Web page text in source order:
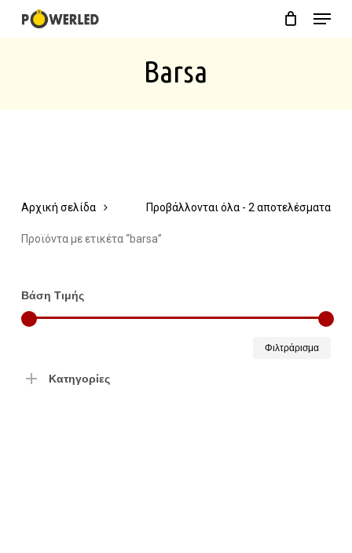
Menu
Barsa
Προβάλλονται όλα - 2 αποτελέσματα
Αρχική σελίδα
Προϊόντα με ετικέτα “barsa”
Βάση Τιμής
Φιλτράρισμα
Κατηγορίες